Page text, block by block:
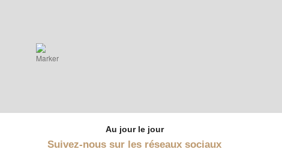
Au jour le jour
Suivez-nous sur les réseaux sociaux